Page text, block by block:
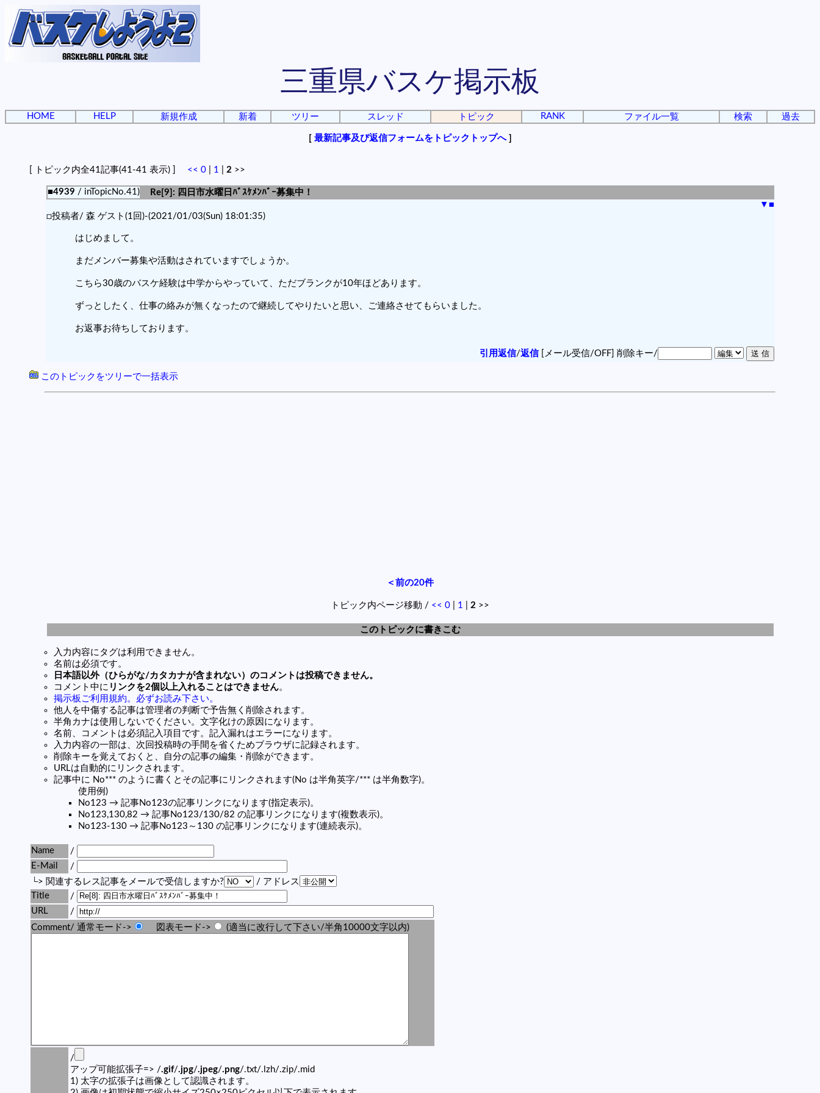
三重県バスケ掲示板
HOME HELP 新規作成 新着 ツリー スレッド トピック RANK ファイル一覧 検索 過去
[ 最新記事及び返信フォームをトピックトップへ]
[ トピック内全41記事(41-41 表示) ] << 0 1 2 >>
■4939 / inTopicNo.41)
Re[9]: 四日市水曜日ﾊﾞｽｹﾒﾝﾊﾞｰ募集中！
▼ ■
□投稿者/ 森 ゲスト(1回)-(2021/01/03(Sun) 18:01:35)
はじめまして。
まだメンバー募集や活動はされていますでしょうか。
こちら30歳のバスケ経験は中学からやっていて、ただブランクが10年ほどあります。
ずっとしたく、仕事の絡みが無くなったので継続してやりたいと思い、ご連絡させてもらいました。
お返事お待ちしております。
引用返信/返信[メール受信/OFF] 削除キー/
このトピックをツリーで一括表示
＜前の20件
トピック内ページ移動 / << 0 1 2 >>
このトピックに書きこむ
入力内容にタグは利用できません。
名前は必須です。
日本語以外（ひらがな/カタカナが含まれない）のコメントは投稿できません。
コメント中に リンクを2個以上入れることはできません。
掲示板ご利用規約。必ずお読み下さい。
他人を中傷する記事は管理者の判断で予告無く削除されます。
半角カナは使用しないでください。文字化けの原因になります。
名前、コメントは必須記入項目です。記入漏れはエラーになります。
入力内容の一部は、次回投稿時の手間を省くためブラウザに記録されます。
削除キーを覚えておくと、自分の記事の編集・削除ができます。
URLは自動的にリンクされます。
記事中に No*** のように書くとその記事にリンクされます(No は半角英字/*** は半角数字)。
使用例)
No123 → 記事No123の記事リンクになります(指定表示)。
No123,130,82 → 記事No123/130/82 の記事リンクになります(複数表示)。
No123-130 → 記事No123～130 の記事リンクになります(連続表示)。
Name
/
E-Mail
/
└> 関連するレス記事をメールで受信しますか?
/ アドレス
Title
/
URL
/
Comment/ 通常モード->
図表モード-> (適当に改行して下さい/半角10000文字以内)
/
アップ可能拡張子=> /.gif/.jpg/.jpeg/.png/.txt/.lzh/.zip/.mid
1) 太字の拡張子は画像として認識されます。